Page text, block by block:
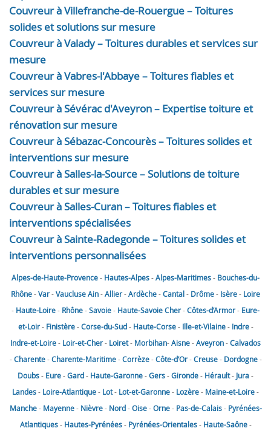
Couvreur à Villefranche-de-Rouergue – Toitures
solides et solutions sur mesure
Couvreur à Valady – Toitures durables et services sur
mesure
Couvreur à Vabres-l'Abbaye – Toitures fiables et
services sur mesure
Couvreur à Sévérac d'Aveyron – Expertise toiture et
rénovation sur mesure
Couvreur à Sébazac-Concourès – Toitures solides et
interventions sur mesure
Couvreur à Salles-la-Source – Solutions de toiture
durables et sur mesure
Couvreur à Salles-Curan – Toitures fiables et
interventions spécialisées
Couvreur à Sainte-Radegonde – Toitures solides et
interventions personnalisées
Alpes-de-Haute-Provence- Hautes-Alpes-Alpes-Maritimes- Bouches-du-
Rhône-Var-VaucluseAin-Allier-Ardèche-Cantal- Drôme- Isère- Loire
- Haute-Loire- Rhône-Savoie- Haute-SavoieCher-Côtes-d’Armor- Eure-
et-Loir- Finistère-Corse-du-Sud- Haute-Corse- Ille-et-Vilaine- Indre-
Indre-et-Loire- Loir-et-Cher- Loiret- Morbihan-Aisne-Aveyron-Calvados
-Charente-Charente-Maritime-Corrèze-Côte-d’Or-Creuse- Dordogne-
Doubs- Eure-Gard- Haute-Garonne-Gers-Gironde- Hérault- Jura-
Landes- Loire-Atlantique- Lot- Lot-et-Garonne- Lozère- Maine-et-Loire-
Manche- Mayenne- Nièvre- Nord-Oise-Orne- Pas-de-Calais- Pyrénées-
Atlantiques- Hautes-Pyrénées- Pyrénées-Orientales- Haute-Saône-